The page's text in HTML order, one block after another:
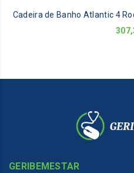
Cadeira de Banho Atlantic 4
GERIBEMESTAR